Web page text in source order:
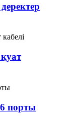
порты